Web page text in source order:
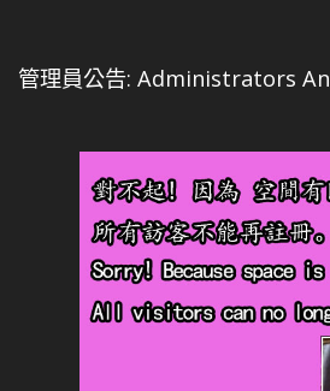
管理員公告: Administrators